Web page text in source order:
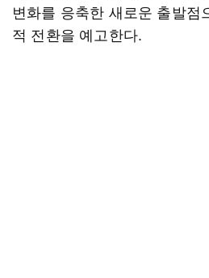
변화를 응축한 새로운 출발점
적 전환을 예고한다.